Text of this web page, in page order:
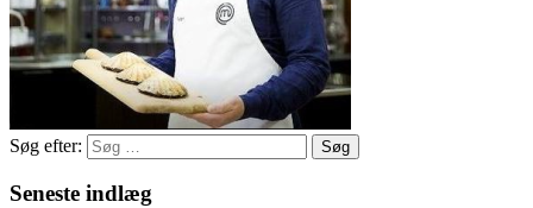
Søg efter:
Seneste indlæg